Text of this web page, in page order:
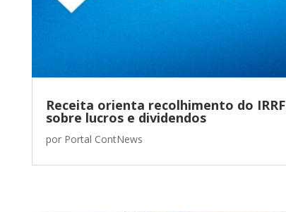
Receita orienta recolhimento do IRRF
sobre lucros e dividendos
por Portal ContNews